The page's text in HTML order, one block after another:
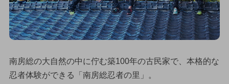
南房総の大自然の中に佇む築100年の古民家で、本格的な
忍者体験ができる「南房総忍者の里」。